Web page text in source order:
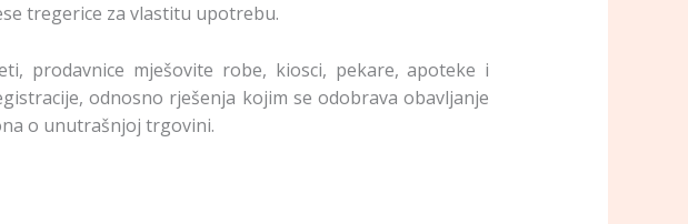
tregerice za vlastitu upotrebu.
prodavnice mješovite robe, kiosci, pekare, apoteke i
odnosno rješenja kojim se odobrava obavljanje
o unutrašnjoj trgovini.